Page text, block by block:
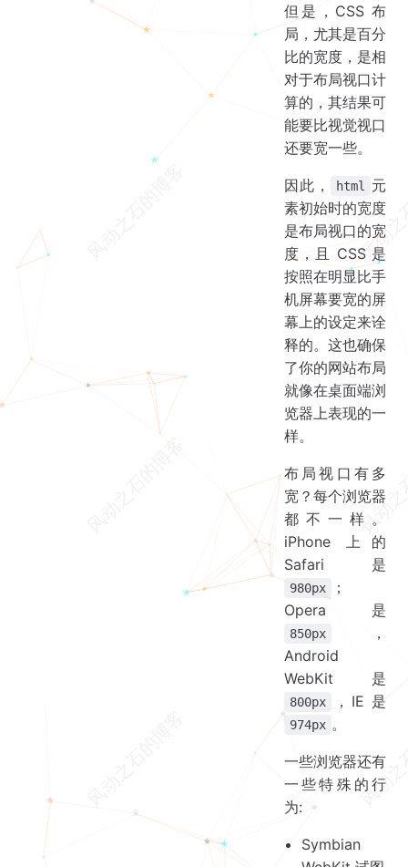
但是，CSS 布
局，尤其是百分
比的宽度，是相
对于布局视口计
算的，其结果可
能要比视觉视口
还要宽一些。
因此， html 元
素初始时的宽度
是布局视口的宽
度，且 CSS 是
按照在明显比手
机屏幕要宽的屏
幕上的设定来诠
释的。这也确保
了你的网站布局
就像在桌面端浏
览器上表现的一
样。
布局视口有多
宽？每个浏览器
都不一样。
iPhone 上的
Safari 是
980px
；
Opera 是
850px
，
Android
WebKit 是
800px ，IE 是
974px 。
一些浏览器还有
一些特殊的行
为:
Symbian